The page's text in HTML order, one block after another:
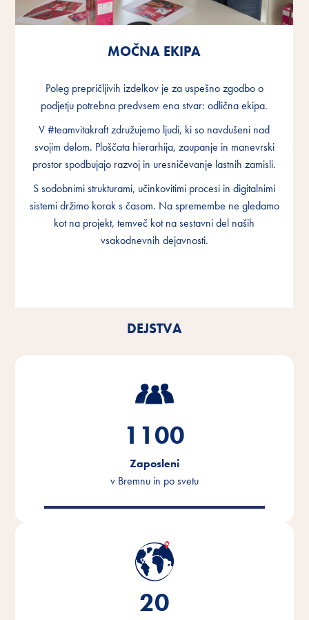
MOČNA EKIPA
Poleg prepričljivih izdelkov je za uspešno zgodbo o
podjetju potrebna predvsem ena stvar: odlična ekipa.
V #teamvitakraft združujemo ljudi, ki so navdušeni nad
svojim delom. Ploščata hierarhija, zaupanje in manevrski
prostor spodbujajo razvoj in uresničevanje lastnih zamisli.
S sodobnimi strukturami, učinkovitimi procesi in digitalnimi
sistemi držimo korak s časom. Na spremembe ne gledamo
kot na projekt, temveč kot na sestavni del naših
vsakodnevnih dejavnosti.
MOČNA EKIPA
Poleg prepričljivih izdelkov je za uspešno zgodbo o
podjetju potrebna predvsem ena stvar: odlična ekipa.
V #teamvitakraft združujemo ljudi, ki so navdušeni nad
svojim delom. Ploščata hierarhija, zaupanje in manevrski
prostor spodbujajo razvoj in uresničevanje lastnih zamisli.
S sodobnimi strukturami, učinkovitimi procesi in digitalnimi
sistemi držimo korak s časom. Na spremembe ne gledamo
kot na projekt, temveč kot na sestavni del naših
vsakodnevnih dejavnosti.
MOČNA EKIPA
Poleg prepričljivih izdelkov je za uspešno zgodbo o
podjetju potrebna predvsem ena stvar: odlična ekipa.
V #teamvitakraft združujemo ljudi, ki so navdušeni nad
svojim delom. Ploščata hierarhija, zaupanje in manevrski
prostor spodbujajo razvoj in uresničevanje lastnih zamisli.
S sodobnimi strukturami, učinkovitimi procesi in digitalnimi
sistemi držimo korak s časom. Na spremembe ne gledamo
kot na projekt, temveč kot na sestavni del naših
vsakodnevnih dejavnosti.
DEJSTVA
1100
Zaposleni
v Bremnu in po svetu
20